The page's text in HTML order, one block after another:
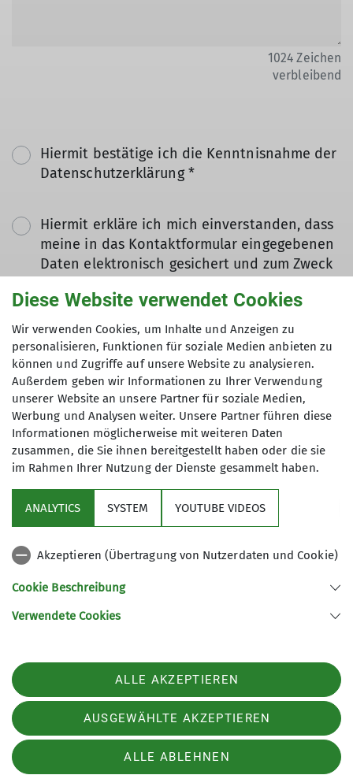
1024 Zeichen
verbleibend
Hiermit bestätige ich die Kenntnisnahme der
Datenschutzerklärung *
Hiermit erkläre ich mich einverstanden, dass
meine in das Kontaktformular eingegebenen
Daten elektronisch gesichert und zum Zweck
genutzt werden. Mir ist bekannt, dass ich
meine Einwilligung jederzeit wiederrufen
kann. *
Mit (*) markierte Felder
sind Pflichtfelder
Absenden
Service
Links
94315 Straubing
Telefon +49942180965
Datenschutz-Einstellungen
Impressum
Diese Website verwendet Cookies
Wir verwenden Cookies, um Inhalte und Anzeigen zu
personalisieren, Funktionen für soziale Medien anbieten zu
können und Zugriffe auf unsere Website zu analysieren.
Außerdem geben wir Informationen zu Ihrer Verwendung
unserer Website an unsere Partner für soziale Medien,
Werbung und Analysen weiter. Unsere Partner führen diese
Informationen möglicherweise mit weiteren Daten
zusammen, die Sie ihnen bereitgestellt haben oder die sie
im Rahmen Ihrer Nutzung der Dienste gesammelt haben.
ANALYTICS SYSTEM YOUTUBE VIDEOS
Akzeptieren (Übertragung von Nutzerdaten und Cookie)
Cookie Beschreibung
Verwendete Cookies
ALLE AKZEPTIEREN
AUSGEWÄHLTE AKZEPTIEREN
ALLE ABLEHNEN